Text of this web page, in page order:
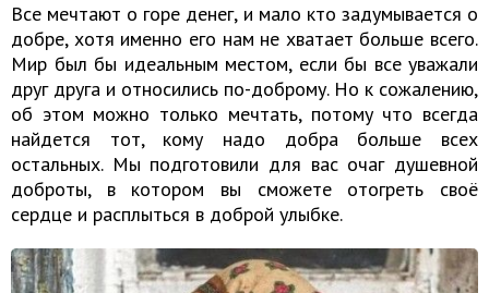
Все мечтают о горе денег, и мало кто задумывается о
добре, хотя именно его нам не хватает больше всего.
Мир был бы идеальным местом, если бы все уважали
друг друга и относились по-доброму. Но к сожалению,
об этом можно только мечтать, потому что всегда
найдется тот, кому надо добра больше всех
остальных. Мы подготовили для вас очаг душевной
доброты, в котором вы сможете отогреть своё
сердце и расплыться в доброй улыбке.